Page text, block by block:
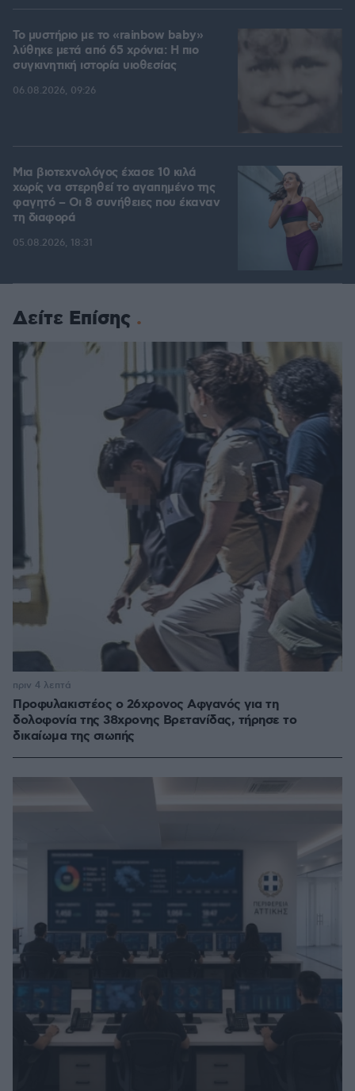
Το μυστήριο με το «rainbow baby»
λύθηκε μετά από 65 χρόνια: Η πιο
συγκινητική ιστορία υιοθεσίας
06.08.2026, 09:26
Μια βιοτεχνολόγος έχασε 10 κιλά
χωρίς να στερηθεί το αγαπημένο της
φαγητό – Οι 8 συνήθειες που έκαναν
τη διαφορά
05.08.2026, 18:31
Δείτε Επίσης
Προφυλακιστέος ο 26χρονος Αφγανός για τη
δολοφονία της 38χρονης Βρετανίδας, τήρησε το
δικαίωμα της σιωπής
πριν 4 λεπτά